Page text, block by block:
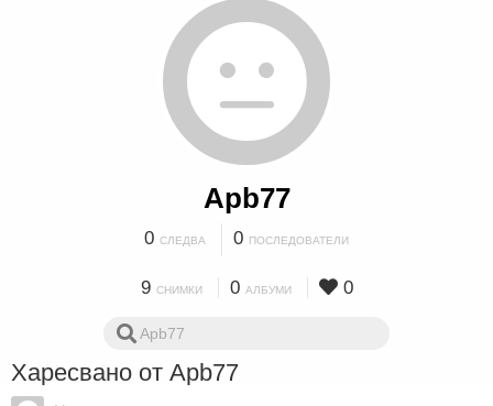
Apb77
0 СЛЕДВА 0 ПОСЛЕДОВАТЕЛИ
9 СНИМКИ 0 АЛБУМИ 0
Харесвано от Apb77